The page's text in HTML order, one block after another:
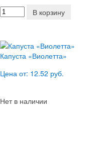
В корзину
Капуста «Виолетта»
Цена от: 12.52 руб.
Нет в наличии